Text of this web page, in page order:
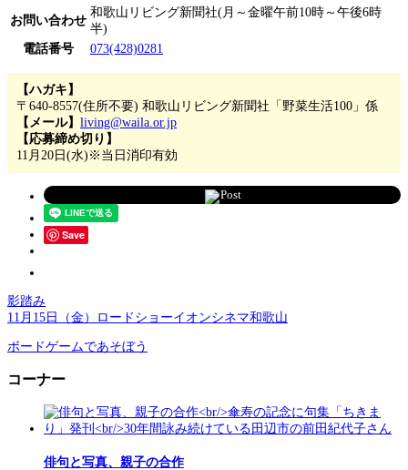
お問い合わせ
和歌山リビング新聞社(月～金曜午前10時～午後6時
半)
電話番号
073(428)0281
【ハガキ】
〒640-8557(住所不要) 和歌山リビング新聞社「野菜生活100」係
【メール】 living@waila.or.jp
【応募締め切り】
11月20日(水)※当日消印有効
Post
Save
影踏み
11月15日（金）ロードショーイオンシネマ和歌山
ボードゲームであそぼう
コーナー
俳句と写真、親子の合作